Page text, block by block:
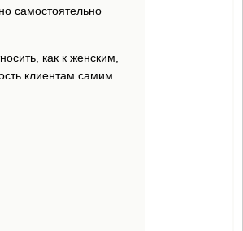
самостоятельно
как к женским,
клиентам самим